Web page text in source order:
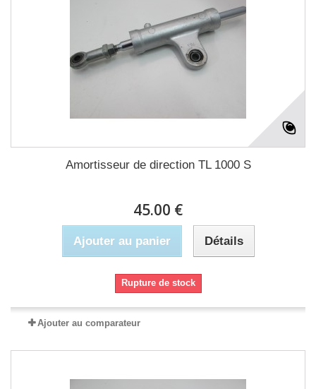
Amortisseur de direction TL 1000 S
45.00 €
Ajouter au panier Détails
Rupture de stock
Ajouter au comparateur